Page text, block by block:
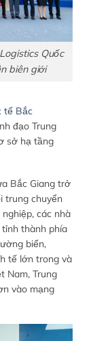
Quốc
biên giới
tế Bắc
đạo Trung
sở hạ tầng
Bắc Giang trở
trung chuyển
các nhà
thành phía
biển,
tế lớn trong và
Nam, Trung
vào mạng